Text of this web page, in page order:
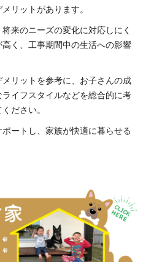
リットがあります。
来のニーズの変化に対応しにく
く、工事期間中の生活への影響
リットを参考に、お子さんの成
イフスタイルなどを総合的に考
ださい。
ートし、家族が快適に暮らせる